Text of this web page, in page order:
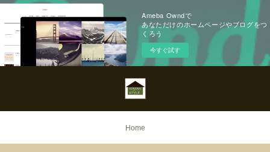
Ameba Owndで
あなただけのホームページやブログをつ
くろう
今すぐ試す
Home